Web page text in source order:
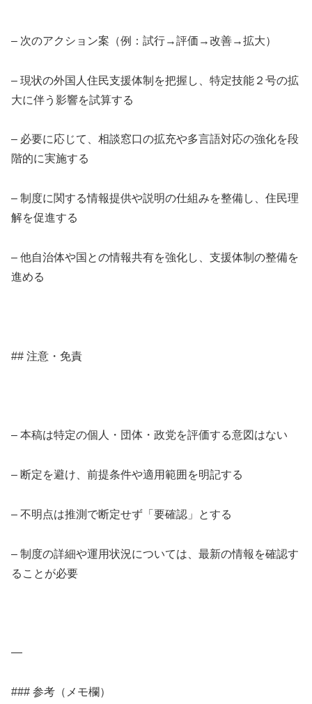
– 次のアクション案（例：試行→評価→改善→拡大）
– 現状の外国人住民支援体制を把握し、特定技能２号の拡
大に伴う影響を試算する
– 必要に応じて、相談窓口の拡充や多言語対応の強化を段
階的に実施する
– 制度に関する情報提供や説明の仕組みを整備し、住民理
解を促進する
– 他自治体や国との情報共有を強化し、支援体制の整備を
進める
## 注意・免責
– 本稿は特定の個人・団体・政党を評価する意図はない
– 断定を避け、前提条件や適用範囲を明記する
– 不明点は推測で断定せず「要確認」とする
– 制度の詳細や運用状況については、最新の情報を確認す
ることが必要
—
### 参考（メモ欄）